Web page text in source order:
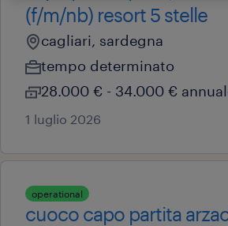
(f/m/nb) resort 5 stelle
cagliari, sardegna
tempo determinato
28.000 € - 34.000 €
1 luglio 2026
operational
cuoco capo partita